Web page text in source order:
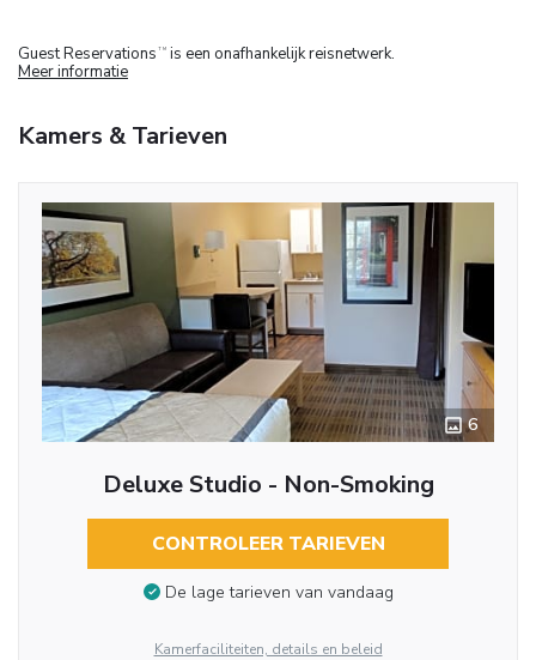
Guest Reservations TM is een onafhankelijk reisnetwerk.
Meer informatie
Kamers & Tarieven
6
Deluxe Studio - Non-Smoking
CONTROLEER TARIEVEN
De lage tarieven van vandaag
Kamerfaciliteiten, details en beleid